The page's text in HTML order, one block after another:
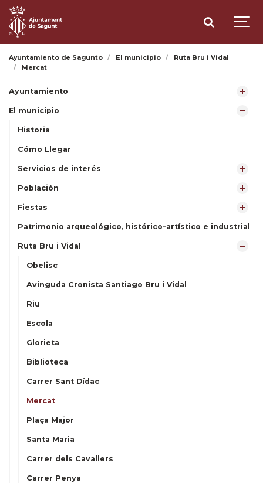
Ayuntamiento de Sagunto El municipio
Ruta Bru i Vidal
Mercat
Ayuntamiento
El municipio
Historia
Cómo Llegar
Servicios de interés
Población
Fiestas
Patrimonio arqueológico, histórico-artístico e industrial
Ruta Bru i Vidal
Obelisc
Avinguda Cronista Santiago Bru i Vidal
Riu
Escola
Glorieta
Biblioteca
Carrer Sant Dídac
Mercat
Plaça Major
Santa Maria
Carrer dels Cavallers
Carrer Penya